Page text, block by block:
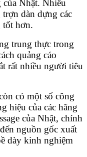
của Nhật. Nhiều
dàn dựng các
tốt hơn.
trung thực trong
quảng cáo
rất nhiều người tiêu
có một số công
hiệu của các hãng
của Nhật, chính
nguồn gốc xuất
dày kinh nghiệm